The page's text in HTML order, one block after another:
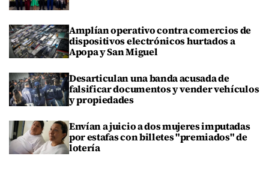
Amplían operativo contra comercios de
dispositivos electrónicos hurtados a
Apopa y San Miguel
Desarticulan una banda acusada de
falsificar documentos y vender vehículos
y propiedades
Envían a juicio a dos mujeres imputadas
por estafas con billetes "premiados" de
lotería